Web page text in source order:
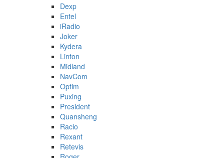
Dexp
Entel
iRadio
Joker
Kydera
Linton
Midland
NavCom
Optim
Puxing
President
Quansheng
Racio
Rexant
Retevis